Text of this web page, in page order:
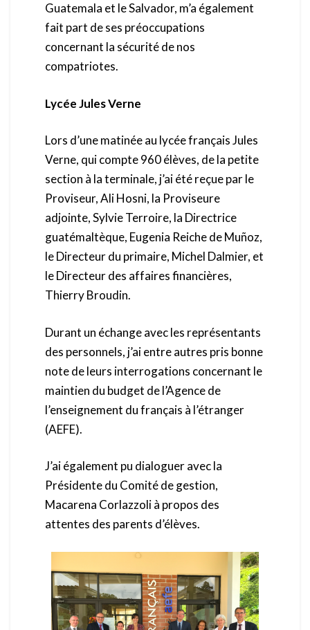
Guatemala et le Salvador, m’a également
fait part de ses préoccupations
concernant la sécurité de nos
compatriotes.
Lycée Jules Verne
Lors d’une matinée au lycée français Jules
Verne, qui compte 960 élèves, de la petite
section à la terminale, j’ai été reçue par le
Proviseur, Ali Hosni, la Proviseure
adjointe, Sylvie Terroire, la Directrice
guatémaltèque, Eugenia Reiche de Muñoz,
le Directeur du primaire, Michel Dalmier, et
le Directeur des affaires financières,
Thierry Broudin.
Durant un échange avec les représentants
des personnels, j’ai entre autres pris bonne
note de leurs interrogations concernant le
maintien du budget de l’Agence de
l’enseignement du français à l’étranger
(AEFE).
J’ai également pu dialoguer avec la
Présidente du Comité de gestion,
Macarena Corlazzoli à propos des
attentes des parents d’élèves.